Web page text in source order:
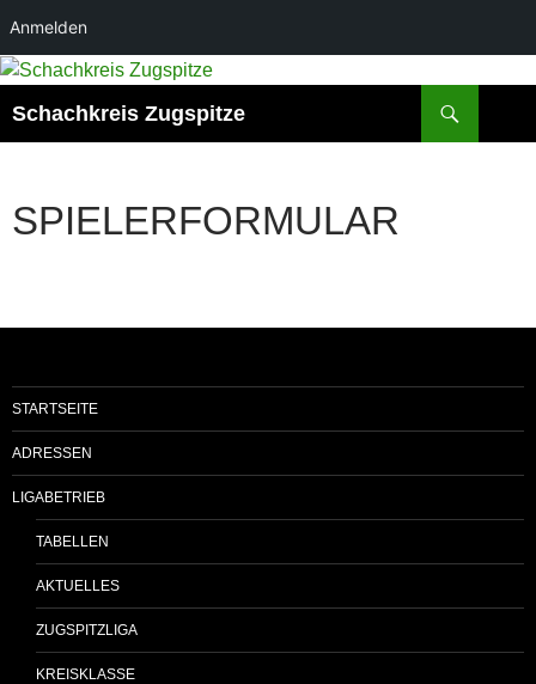
Anmelden
Zum
springen
Schachkreis Zugspitze
SPIELERFORMULAR
STARTSEITE
ADRESSEN
LIGABETRIEB
TABELLEN
AKTUELLES
ZUGSPITZLIGA
KREISKLASSE